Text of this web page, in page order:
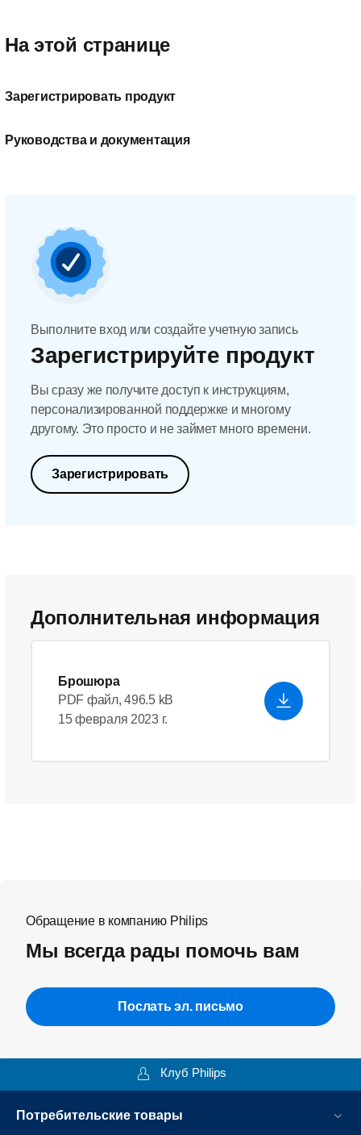
На этой странице
Зарегистрировать продукт
Руководства и документация
Выполните вход или создайте учетную запись
Зарегистрируйте продукт
Вы сразу же получите доступ к инструкциям,
персонализированной поддержке и многому
другому. Это просто и не займет много времени.
Зарегистрировать
Дополнительная информация
Брошюра
PDF файл, 496.5 kB
15 февраля 2023 г.
Обращение в компанию Philips
Мы всегда рады помочь вам
Послать эл. письмо
Клуб Philips
Потребительские товары